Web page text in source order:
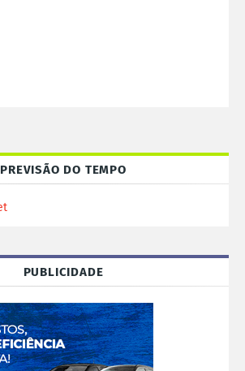
PREVISÃO DO TEMPO
PUBLICIDADE